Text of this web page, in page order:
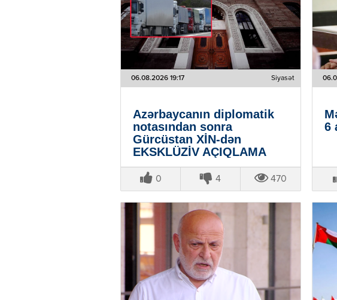
06.08.2026 19:17 Siyasət
Azərbaycanın diplomatik
notasından sonra
Gürcüstan XİN-dən
EKSKLÜZİV AÇIQLAMA
0 4 470
6